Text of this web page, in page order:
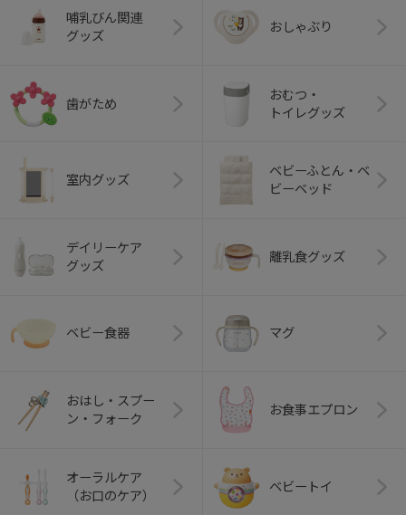
哺乳びん関連
グッズ
おしゃぶり
歯がため
おむつ・
トイレグッズ
室内グッズ
ベビーふとん・ベ
ビーベッド
デイリーケア
グッズ
離乳食グッズ
ベビー食器 マグ
おはし・スプー
ン・フォーク
お食事エプロン
オーラルケア
（お口のケア）
ベビートイ